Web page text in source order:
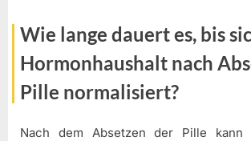
Wie lange dauert es, bis
Hormonhaushalt nach
Pille normalisiert?
Nach dem Absetzen der Pille